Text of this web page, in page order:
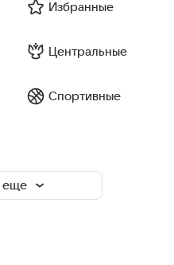
Избранные
Центральные
Спортивные
еще